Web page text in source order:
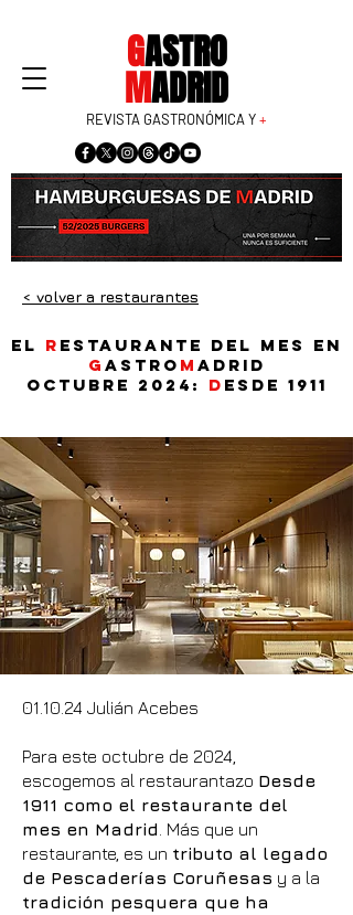
GASTRO
MADRID
REVISTA GASTRONÓMICA Y+
< volver a restaurantes
El r estaurante del mes en
G astro M adrid
Octubre 2024: D esde 1911
01.10.24 Julián Acebes
Para este octubre de 2024,
escogemos al restaurantazo Desde
1911 como el restaurante del
mes en Madrid . Más que un
restaurante, es un tributo al legado
de Pescaderías Coruñesas y a la
tradición pesquera que ha